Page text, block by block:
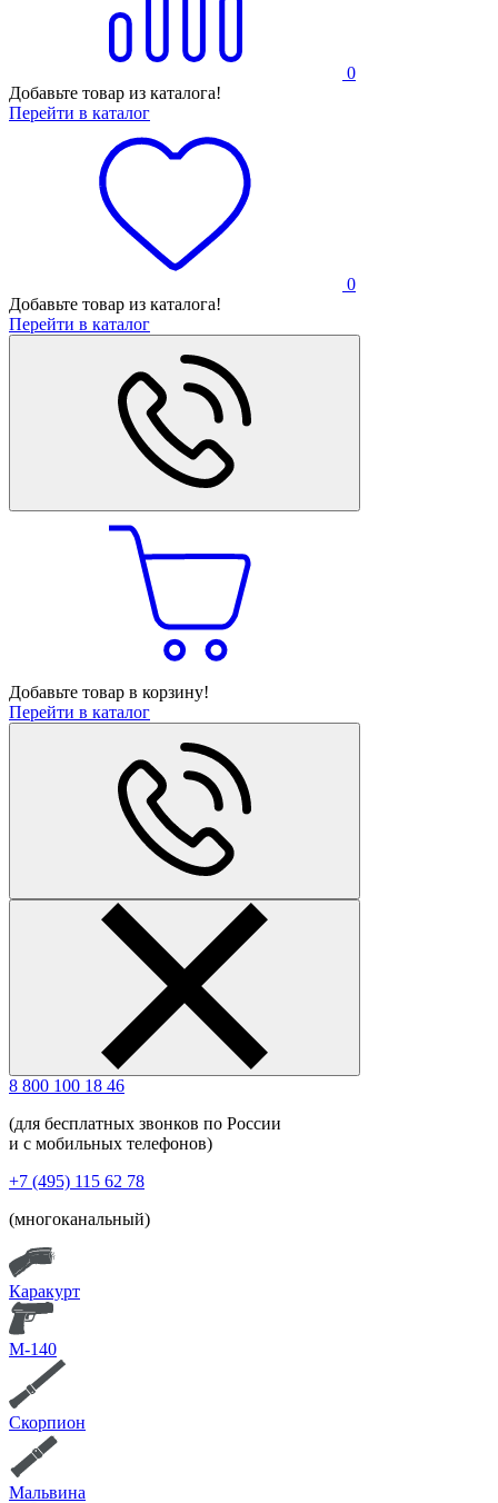
0
Добавьте товар из каталога!
Перейти в каталог
0
Добавьте товар из каталога!
Перейти в каталог
Добавьте товар в корзину!
Перейти в каталог
8 800 100 18 46
(для бесплатных звонков по России
и с мобильных телефонов)
+7 (495) 115 62 78
(многоканальный)
Каракурт
М-140
Скорпион
Мальвина